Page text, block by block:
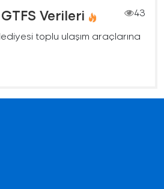
Verileri
43
toplu ulaşım araçlarına